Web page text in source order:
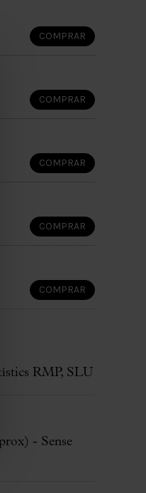
COMPRAR
COMPRAR
COMPRAR
COMPRAR
COMPRAR
RMP, SLU
- Sense